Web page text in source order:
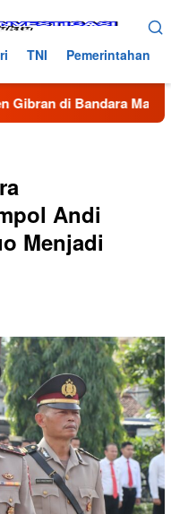
TNI Pemerintahan
Malikussaleh
Andi
Menjadi